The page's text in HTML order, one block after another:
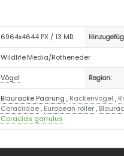
6964x4644 PX / 13 MB
Wildlife.Media/Rotheneder
Vögel Region:
Blauracke Paarung , Rackenvögel ,
Coraciidae, European roller,
Coracias garrulus